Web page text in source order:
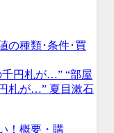
の種類･条件･買
円札が…” “部屋
札が…” 夏目漱石